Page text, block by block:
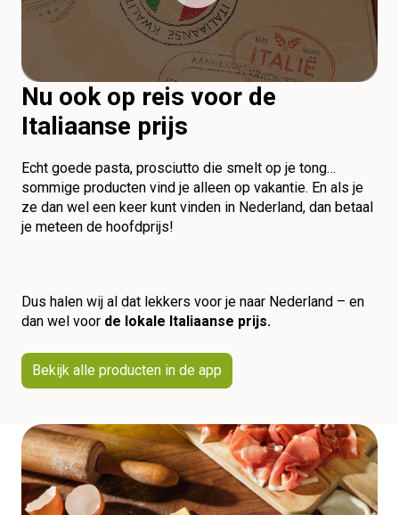
Nu ook op reis voor de
Italiaanse prijs
Echt goede pasta, prosciutto die smelt op je tong…
sommige producten vind je alleen op vakantie. En als je
ze dan wel een keer kunt vinden in Nederland, dan betaal
je meteen de hoofdprijs!
Dus halen wij al dat lekkers voor je naar Nederland – en
dan wel voor de lokale Italiaanse prijs.
Bekijk alle producten in de app